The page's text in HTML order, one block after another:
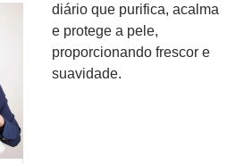
diário que purifica, acalma
e protege a pele,
proporcionando frescor e
suavidade.